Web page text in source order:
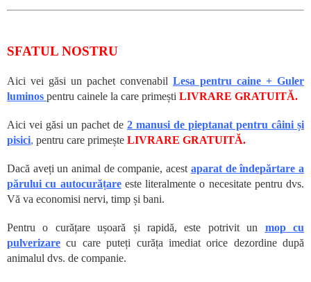
SFATUL NOSTRU
Aici vei găsi un pachet convenabil Lesa pentru caine + Guler
luminos pentru cainele la care primești LIVRARE GRATUITĂ.
Aici vei găsi un pachet de 2 manusi de pieptanat pentru câini și
pisici, pentru care primește LIVRARE GRATUITĂ.
Dacă aveți un animal de companie, acest aparat de îndepărtare a
părului cu autocurățareeste literalmente o necesitate pentru dvs.
Vă va economisi nervi, timp și bani.
Pentru o curățare ușoară și rapidă, este potrivit un mop cu
pulverizare cu care puteți curăța imediat orice dezordine după
animalul dvs. de companie.